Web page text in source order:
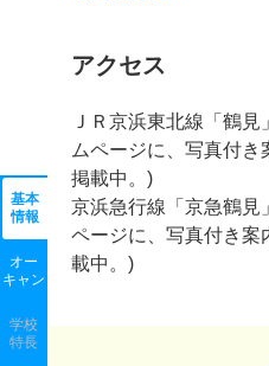
基本
情報
オー
キャン
学校
特長
アクセス
ＪＲ京浜東北線「鶴
ムページに、写真付
掲載中。)
京浜急行線「京急鶴見
ページに、写真付き案
載中。)